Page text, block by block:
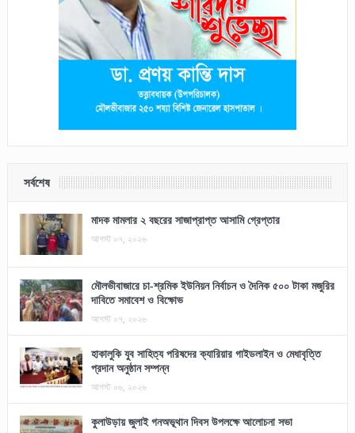
সর্বশেষ
মাদক মামলার ২ বছরের সাজাপ্রাপ্ত আসামি গ্রেপ্তার
আগস্ট ০৭, ২০২৬
মৌলভীবাজারে চা-শ্রমিক ইউনিয়ন নির্বাচন ও দৈনিক ৫০০ টাকা মজুরির
দাবিতে সমাবেশ ও বিক্ষোভ
আগস্ট ০৭, ২০২৬
হাকালুকি যুব সাহিত্য পরিষদের ক্যারিয়ার গাইডলাইন ও মেধাবৃত্তি
প্রদান অনুষ্ঠান সম্পন্ন
আগস্ট ০৬, ২০২৬
কুলাউড়ায় জুলাই গনঅভূথান দিবস উপলক্ষে আলোচনা সভা